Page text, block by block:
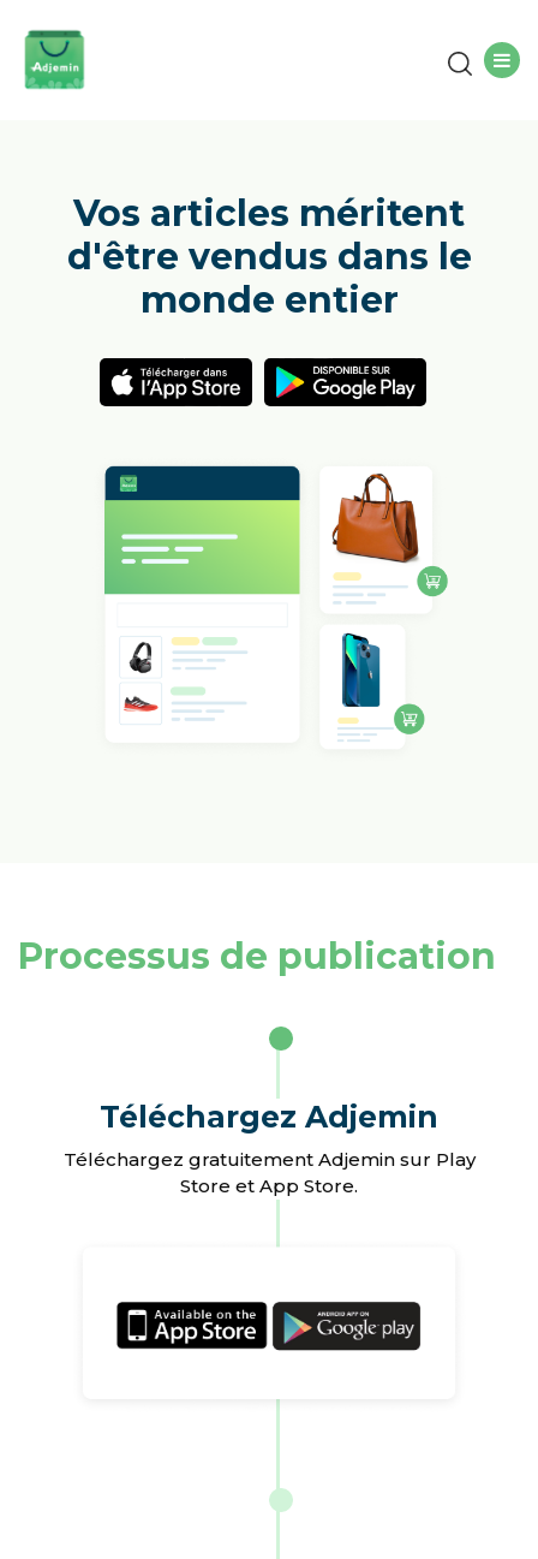
Vos articles méritent
d'être vendus dans le
monde entier
Processus de publication
Téléchargez Adjemin
Téléchargez gratuitement Adjemin sur Play
Store et App Store.